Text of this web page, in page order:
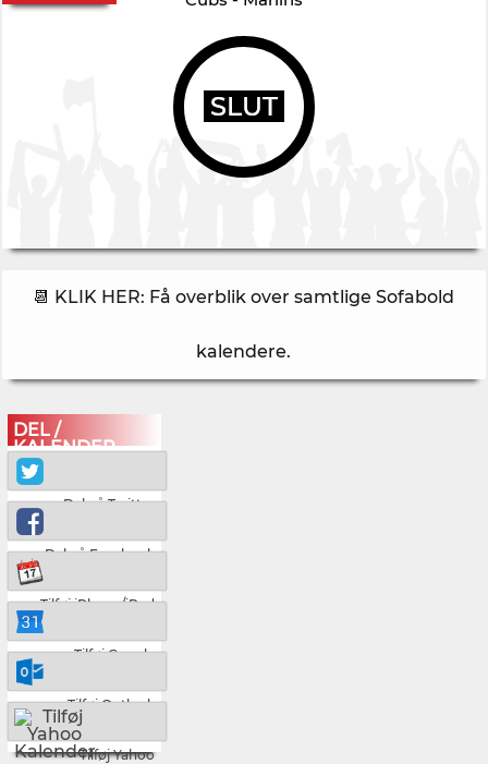
SLUT
📆 KLIK HER: Få overblik over samtlige Sofabold
kalendere.
DEL /
KALENDER
Del på Twitter
Del på Facebook
Tilføj iPhone/iPad
Tilføj Google
Tilføj Outlook
Tilføj Yahoo